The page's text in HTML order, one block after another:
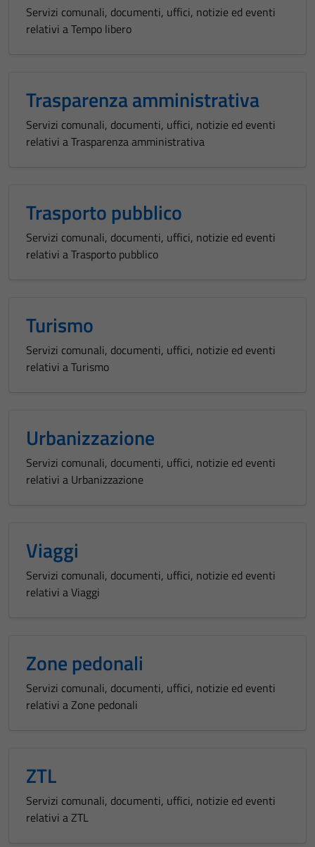
Servizi comunali, documenti, uffici, notizie ed eventi
relativi a Tempo libero
Trasparenza amministrativa
Servizi comunali, documenti, uffici, notizie ed eventi
relativi a Trasparenza amministrativa
Trasporto pubblico
Servizi comunali, documenti, uffici, notizie ed eventi
relativi a Trasporto pubblico
Turismo
Servizi comunali, documenti, uffici, notizie ed eventi
relativi a Turismo
Urbanizzazione
Servizi comunali, documenti, uffici, notizie ed eventi
relativi a Urbanizzazione
Viaggi
Servizi comunali, documenti, uffici, notizie ed eventi
relativi a Viaggi
Zone pedonali
Servizi comunali, documenti, uffici, notizie ed eventi
relativi a Zone pedonali
ZTL
Servizi comunali, documenti, uffici, notizie ed eventi
relativi a ZTL
personali.
sono
impostati da
una serie di
dettagli) e
possono
di questi
funzionalità
del sito.
to perform
cookies,
website.